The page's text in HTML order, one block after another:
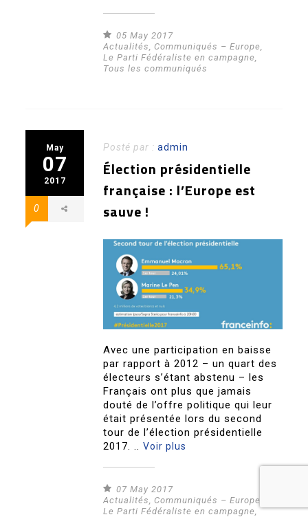
05 May 2017
Actualités, Communiqués – Europe,
Le Parti Fédéraliste en campagne,
Tous les communiqués
May
07
2017
0
Posté par :admin
Élection présidentielle
française : l’Europe est
sauve !
Avec une participation en baisse
par rapport à 2012 – un quart des
électeurs s’étant abstenu – les
Français ont plus que jamais
douté de l’offre politique qui leur
était présentée lors du second
tour de l’élection présidentielle
2017. ..Voir plus
07 May 2017
Actualités, Communiqués – Europe
Le Parti Fédéraliste en campagne,